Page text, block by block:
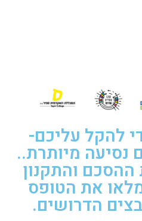
להקל עליכם-
נסיעה מיותרת..
ההסכם והתקנון
את הטופס
הדרושים.